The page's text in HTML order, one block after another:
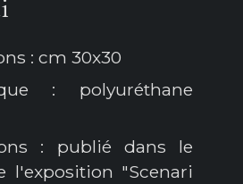
: cm 30x30
: polyuréthane
: publié dans le
l'exposition "Scenari